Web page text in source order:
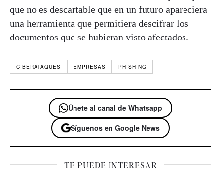
que no es descartable que en un futuro apareciera
una herramienta que permitiera descifrar los
documentos que se hubieran visto afectados.
CIBERATAQUES EMPRESAS PHISHING
Únete al canal de Whatsapp
Síguenos en Google News
TE PUEDE INTERESAR